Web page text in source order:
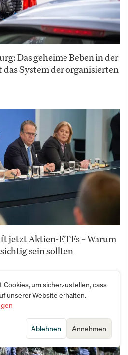
Das geheime Beben in der
System der organisierten
jetzt Aktien-ETFs – Warum
sein sollten
Cookies, um sicherzustellen, dass
unserer Website erhalten.
Annehmen
Ablehnen